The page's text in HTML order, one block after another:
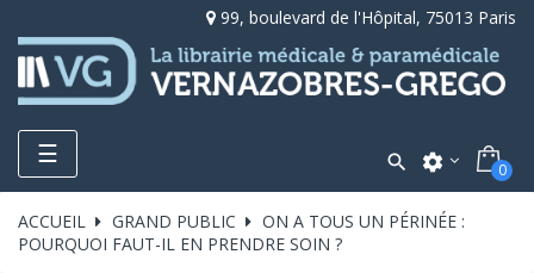
99, boulevard de l'Hôpital, 75013 Paris
Toggle
navigation
☰  settings 0
ACCUEIL GRAND PUBLIC
ON A TOUS UN PÉRINÉE :
POURQUOI FAUT-IL EN PRENDRE SOIN ?